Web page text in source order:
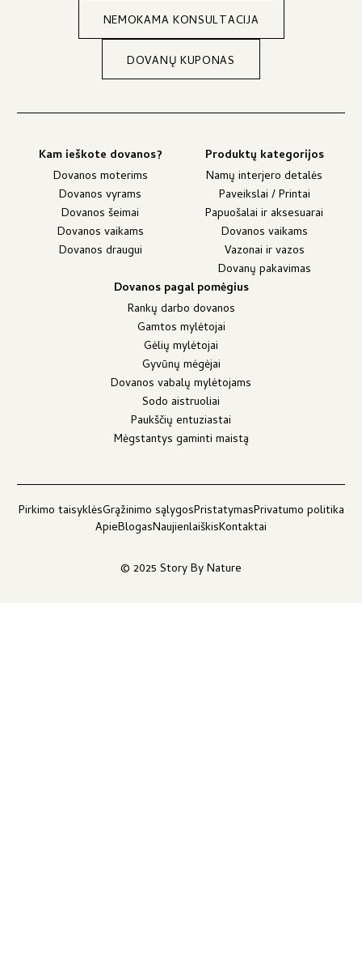
NEMOKAMA KONSULTACIJA
DOVANŲ KUPONAS
Kam ieškote dovanos?
Dovanos moterims
Dovanos vyrams
Dovanos šeimai
Dovanos vaikams
Dovanos draugui
Produktų kategorijos
Namų interjero detalės
Paveikslai / Printai
Papuošalai ir aksesuarai
Dovanos vaikams
Vazonai ir vazos
Dovanų pakavimas
Dovanos pagal pomėgius
Rankų darbo dovanos
Gamtos mylėtojai
Gėlių mylėtojai
Gyvūnų mėgėjai
Dovanos vabalų mylėtojams
Sodo aistruoliai
Paukščių entuziastai
Mėgstantys gaminti maistą
© 2025 Story By Nature
Pirkimo taisyklėsGrąžinimo sąlygosPristatymasPrivatumo politika
ApieBlogasNaujienlaiškisKontaktai